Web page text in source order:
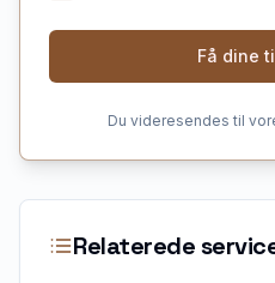
Få dine
Du videresendes til
Relaterede